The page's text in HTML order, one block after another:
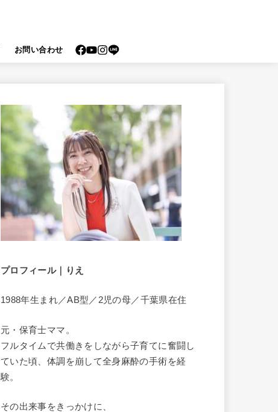
お問い合わせ
プロフィール｜りえ
1988年生まれ／AB型／2児の母／千葉県在住
元・保育士ママ。
フルタイムで共働きをしながら子育てに奮闘し
ていた頃、体調を崩して全身麻酔の手術を経
験。
その出来事をきっかけに、